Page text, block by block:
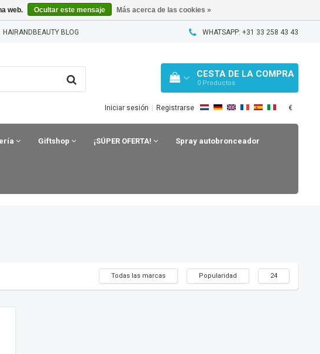
HAIRANDBEAUTY BLOG WHATSAPP: +31 33 258 43 43
CESTA DE LA COMPRA
0 Productos
Iniciar sesión Registrarse €
Giftshop ¡SÚPER OFERTA! Spray autobronceador
Todas las marcas Popularidad 24
web. Ocultar este mensaje Más acerca de las cookies »